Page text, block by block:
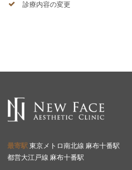
診療内容の変更
最寄駅 東京メトロ南北線 麻布十番駅
都営大江戸線 麻布十番駅